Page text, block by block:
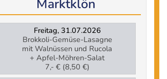
Marktklön
Freitag, 31.07.2026
Brokkoli-Gemüse-Lasagne
mit Walnüssen und Rucola
+ Apfel-Möhren-Salat
7,- € (8,50 €)